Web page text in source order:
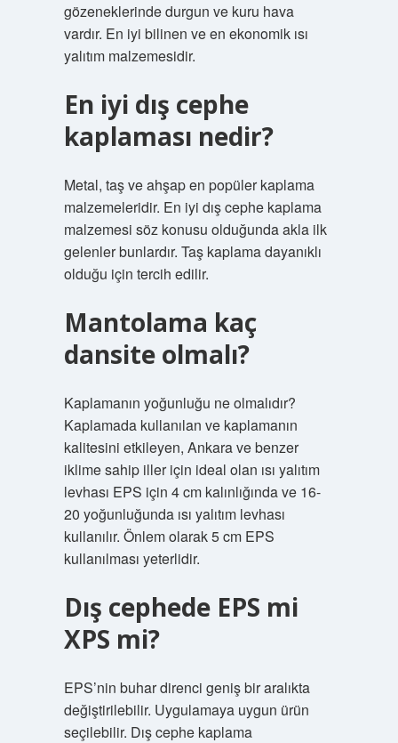
gözeneklerinde durgun ve kuru hava
vardır. En iyi bilinen ve en ekonomik ısı
yalıtım malzemesidir.
En iyi dış cephe
kaplaması nedir?
Metal, taş ve ahşap en popüler kaplama
malzemeleridir. En iyi dış cephe kaplama
malzemesi söz konusu olduğunda akla ilk
gelenler bunlardır. Taş kaplama dayanıklı
olduğu için tercih edilir.
Mantolama kaç
dansite olmalı?
Kaplamanın yoğunluğu ne olmalıdır?
Kaplamada kullanılan ve kaplamanın
kalitesini etkileyen, Ankara ve benzer
iklime sahip iller için ideal olan ısı yalıtım
levhası EPS için 4 cm kalınlığında ve 16-
20 yoğunluğunda ısı yalıtım levhası
kullanılır. Önlem olarak 5 cm EPS
kullanılması yeterlidir.
Dış cephede EPS mi
XPS mi?
EPS’nin buhar direnci geniş bir aralıkta
değiştirilebilir. Uygulamaya uygun ürün
seçilebilir. Dış cephe kaplama